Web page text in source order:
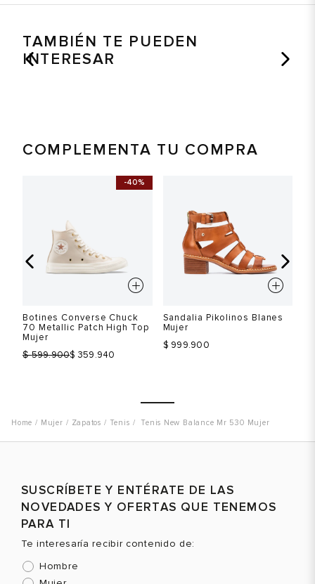
TAMBIÉN TE PUEDEN
INTERESAR
COMPLEMENTA TU COMPRA
-40%
Botines Converse Chuck
70 Metallic Patch High Top
Mujer
$599.900$ 359.940
Selecciona una talla
EUR
USA
36
Sandalia Pikolinos Blanes
Mujer
$ 999.900
Selecciona una talla
EUR
USA
Mujer Zapatos Tenis Tenis New Balance Mr 530 Mujer
SUSCRÍBETE Y ENTÉRATE DE LAS
NOVEDADES Y OFERTAS QUE TENEMOS
PARA TI
Te interesaría recibir contenido de:
Hombre